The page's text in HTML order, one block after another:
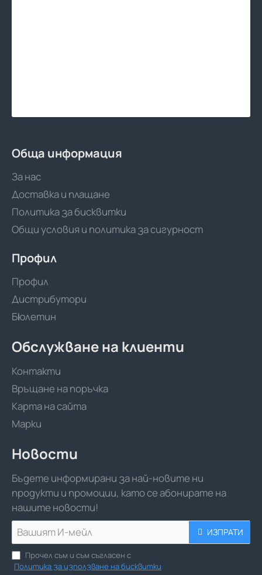
Обща информация
За нас
Доставка и плащане
Политика за бисквитки
Общи условия и политика за сигурност
Профил
Профил
Дистрибутори
Бюлетин
Обслужване на клиенти
Контакти
Връщане на поръчка
Карта на сайта
Марки
Новости
Бъдете информирани за най-новите ни
продукти и промоции, като се абонирате на
нашите новости!
И-
мейл
ИЗПРАТИ
Прочел съм и съм съгласен с
Политика за използване на бисквитки